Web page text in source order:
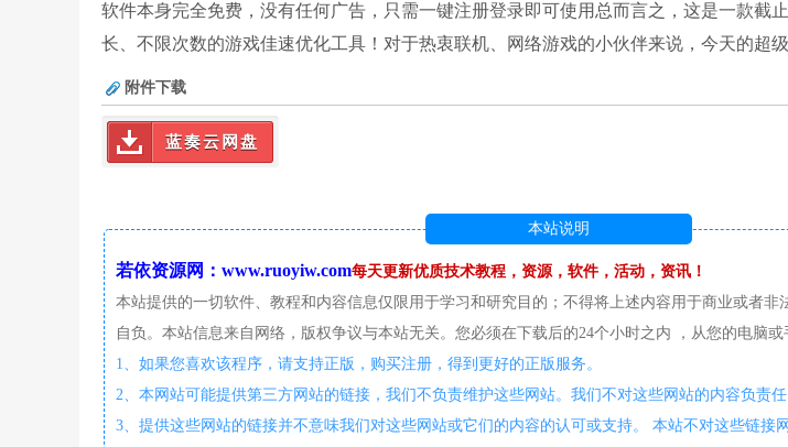
软件本身完全免费，没有任何广告，只需一键注册登录即可使用总而言之，这是一款截
长、不限次数的游戏佳速优化工具！对于热衷联机、网络游戏的小伙伴来说，今天的超
附件下载
蓝奏云网盘
本站说明
若依资源网：www.ruoyiw.com每天更新优质技术教程，资源，软件，活动，资讯！
本站提供的一切软件、教程和内容信息仅限用于学习和研究目的；不得将上述内容用于商业或者非
自负。本站信息来自网络，版权争议与本站无关。您必须在下载后的24个小时之内 ，从您的电脑或
1、如果您喜欢该程序，请支持正版，购买注册，得到更好的正版服务。
2、本网站可能提供第三方网站的链接，我们不负责维护这些网站。我们不对这些网站的内容负责任
3、提供这些网站的链接并不意味我们对这些网站或它们的内容的认可或支持。 本站不对这些链接